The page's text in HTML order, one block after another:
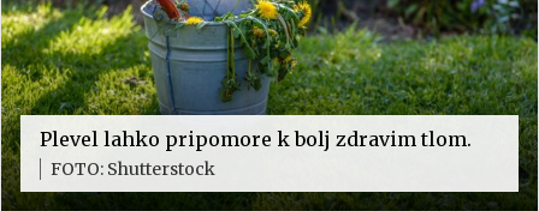
Plevel lahko pripomore k bolj zdravim tlom.
FOTO: Shutterstock